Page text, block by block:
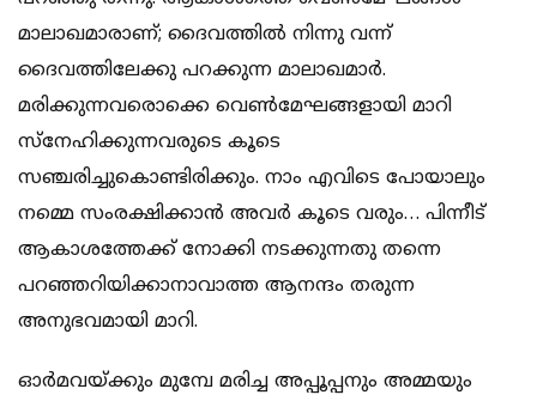
മാലാഖമാരാണ്; ദൈവത്തില്‍ നിന്നു വന്ന്
ദൈവത്തിലേക്കു പറക്കുന്ന മാലാഖമാര്‍.
മരിക്കുന്നവരൊക്കെ വെണ്‍മേഘങ്ങളായി മാറി
സ്‌നേഹിക്കുന്നവരുടെ കൂടെ
സഞ്ചരിച്ചുകൊണ്ടിരിക്കും. നാം എവിടെ പോയാലും
നമ്മെ സംരക്ഷിക്കാന്‍ അവര്‍ കൂടെ വരും… പിന്നീട്
ആകാശത്തേക്ക് നോക്കി നടക്കുന്നതു തന്നെ
പറഞ്ഞറിയിക്കാനാവാത്ത ആനന്ദം തരുന്ന
അനുഭവമായി മാറി.
ഓര്‍മവയ്ക്കും മുമ്പേ മരിച്ച അപ്പൂപ്പനും അമ്മയും